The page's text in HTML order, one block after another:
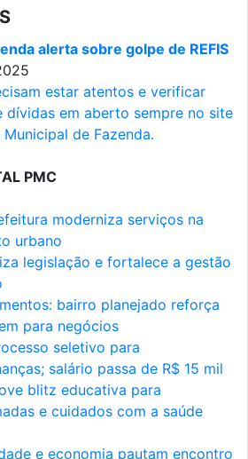
alerta sobre golpe de REFIS
estar atentos e verificar
dívidas em aberto sempre no site
de Fazenda.
PMC
moderniza serviços na
urbano
legislação e fortalece a gestão
bairro planejado reforça
para negócios
seletivo para
salário passa de R$ 15 mil
blitz educativa para
e cuidados com a saúde
e economia pautam encontro